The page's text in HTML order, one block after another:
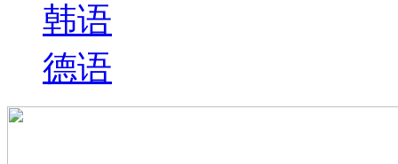
韩语
德语